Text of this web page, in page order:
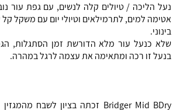
נעל הליכה / טיולים קלה לנשים, עם גפת עור
אטימה למים, לתרמילאים וטיולי יום עם משקל
בינוני.
שלא כנעל עור מלא הדורשת זמן הסתגלות,
בנעל זו רכה ומתאימה את עצמה לרגל במהרה.
Bridger Mid BDry זכתה בציון לשבח